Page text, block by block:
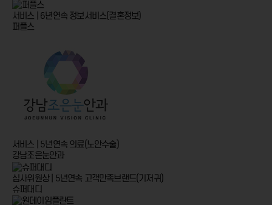
서비스 | 6년연속 정보서비스(결혼정보)
퍼플스
서비스 | 5년연속 의료(노안수술)
강남조은눈안과
심사위원상 | 5년연속 고객만족브랜드(기저귀)
슈퍼대디